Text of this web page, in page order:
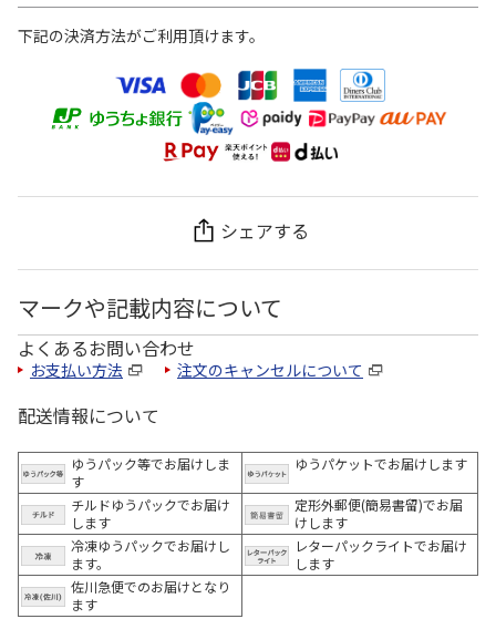
下記の決済方法がご利用頂けます。
シェアする
マークや記載内容について
よくあるお問い合わせ
お支払い方法 注文のキャンセルについて
配送情報について
ゆうパック等でお届けしま
す
ゆうパケットでお届けします
チルドゆうパックでお届け
します
定形外郵便(簡易書留)でお届
けします
冷凍ゆうパックでお届けし
ます。
レターパックライトでお届け
します
佐川急便でのお届けとなり
ます